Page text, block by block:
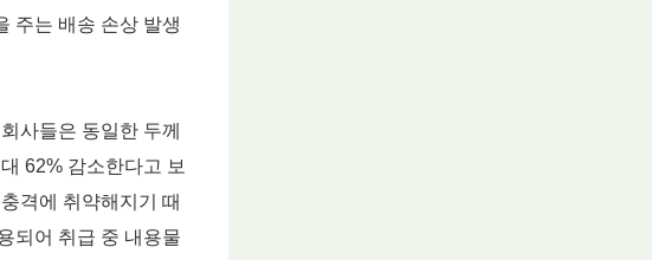
주는 배송 손상 발생
사들은 동일한 두께
62% 감소한다고 보
격에 취약해지기 때
되어 취급 중 내용물